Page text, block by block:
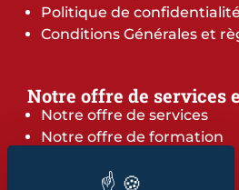
Politique de confidentialité
Conditions Générales et
Notre offre de services
Notre offre de services
Notre offre de formation
Les indicateurs